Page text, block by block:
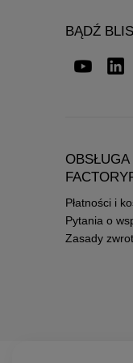
BĄDŹ
Płatności i
Pytania o
Zasady